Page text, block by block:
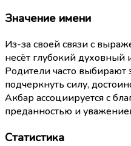
Значение имени
Из-за своей связи с
несёт глубокий духовный
Родители часто выбирают
подчеркнуть силу,
Акбар ассоциируется с
преданностью и
Статистика